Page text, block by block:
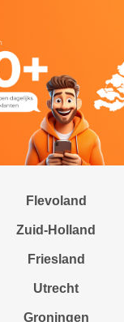
Flevoland
Zuid-Holland
Friesland
Utrecht
Groningen